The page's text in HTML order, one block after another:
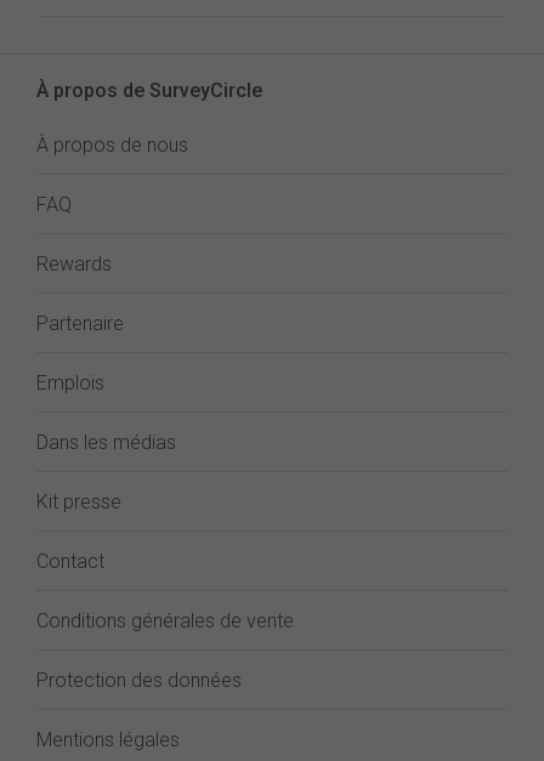
À propos de SurveyCircle
À propos de nous
FAQ
Rewards
Partenaire
Emplois
Dans les médias
Kit presse
Contact
Conditions générales de vente
Protection des données
Mentions légales